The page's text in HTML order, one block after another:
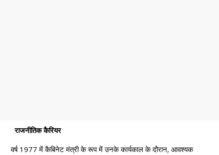
राजनीतिक कैरियर
वर्ष 1977 में कैबिनेट मंत्री के रूप में उनके कार्यकाल के दौरान, आवश्यक